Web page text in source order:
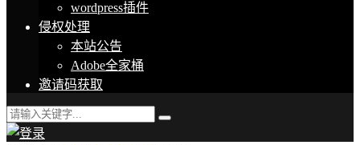
wordpress插件
侵权处理
本站公告
Adobe全家桶
邀请码获取